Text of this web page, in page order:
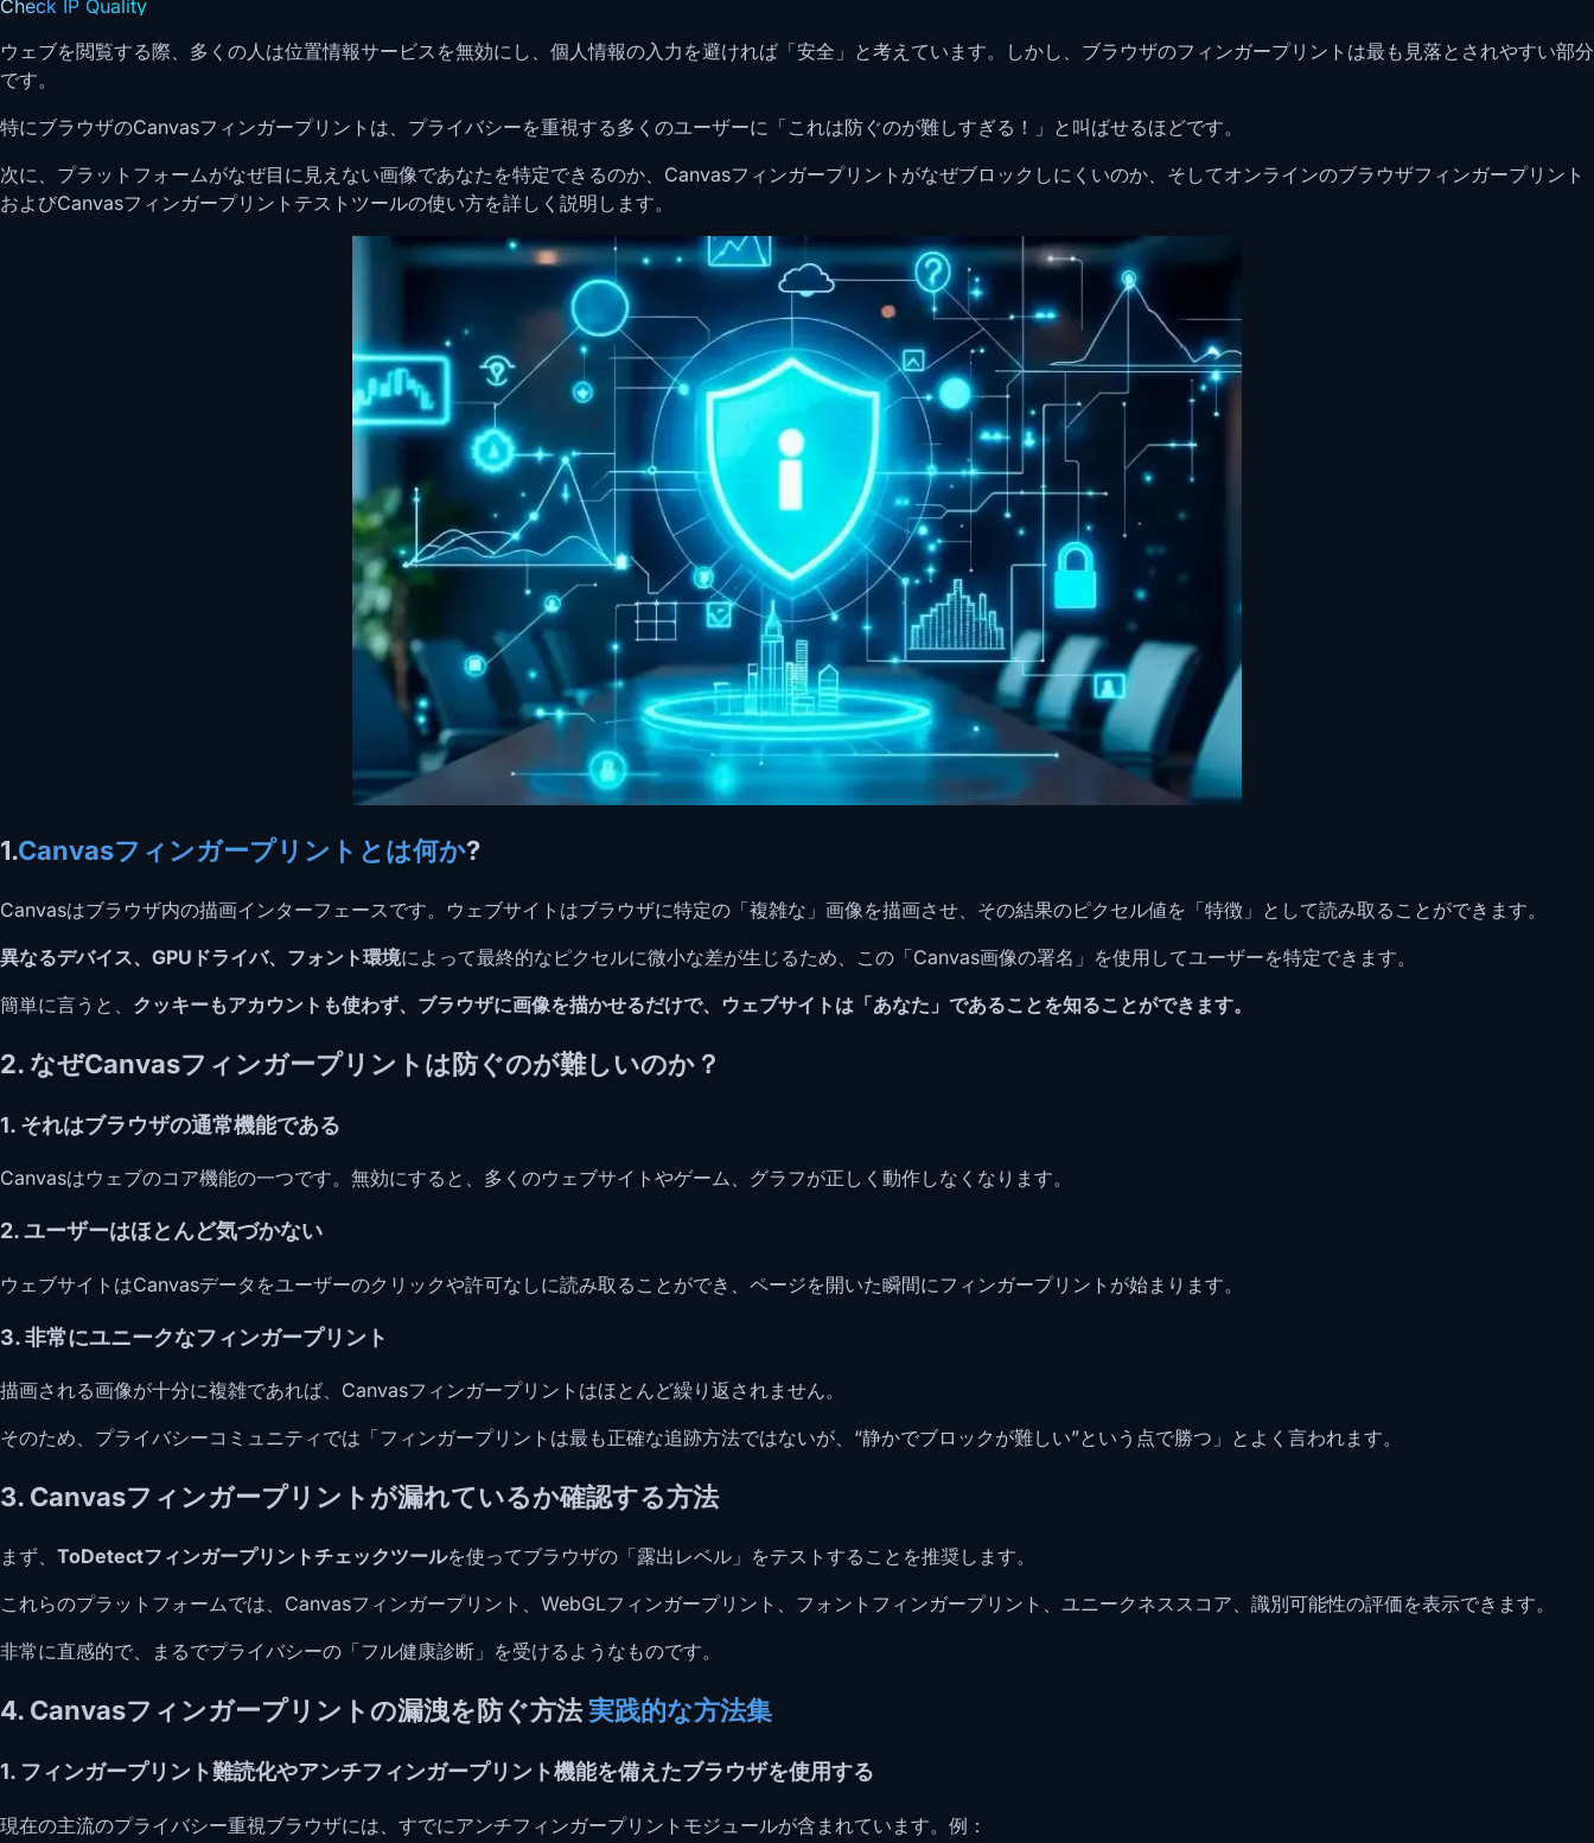
Check IP Quality
ウェブを閲覧する際、多くの人は位置情報サービスを無効にし、個人情報の入力を避ければ「安全」と考えています。しかし、ブラウザのフィンガープリントは最も見落とされやすい部分
です。
特にブラウザのCanvasフィンガープリントは、プライバシーを重視する多くのユーザーに「これは防ぐのが難しすぎる！」と叫ばせるほどです。
次に、プラットフォームがなぜ目に見えない画像であなたを特定できるのか、Canvasフィンガープリントがなぜブロックしにくいのか、そしてオンラインのブラウザフィンガープリント
およびCanvasフィンガープリントテストツールの使い方を詳しく説明します。
1.Canvasフィンガープリントとは何か?
Canvasはブラウザ内の描画インターフェースです。ウェブサイトはブラウザに特定の「複雑な」画像を描画させ、その結果のピクセル値を「特徴」として読み取ることができます。
異なるデバイス、GPUドライバ、フォント環境によって最終的なピクセルに微小な差が生じるため、この「Canvas画像の署名」を使用してユーザーを特定できます。
簡単に言うと、 クッキーもアカウントも使わず、ブラウザに画像を描かせるだけで、ウェブサイトは「あなた」であることを知ることができます。
2. なぜCanvasフィンガープリントは防ぐのが難しいのか？
1. それはブラウザの通常機能である
Canvasはウェブのコア機能の一つです。無効にすると、多くのウェブサイトやゲーム、グラフが正しく動作しなくなります。
2. ユーザーはほとんど気づかない
ウェブサイトはCanvasデータをユーザーのクリックや許可なしに読み取ることができ、ページを開いた瞬間にフィンガープリントが始まります。
3. 非常にユニークなフィンガープリント
描画される画像が十分に複雑であれば、Canvasフィンガープリントはほとんど繰り返されません。
そのため、プライバシーコミュニティでは「フィンガープリントは最も正確な追跡方法ではないが、“静かでブロックが難しい”という点で勝つ」とよく言われます。
3. Canvasフィンガープリントが漏れているか確認する方法
まず、 ToDetectフィンガープリントチェックツールを使ってブラウザの「露出レベル」をテストすることを推奨します。
これらのプラットフォームでは、Canvasフィンガープリント、WebGLフィンガープリント、フォントフィンガープリント、ユニークネススコア、識別可能性の評価を表示できます。
非常に直感的で、まるでプライバシーの「フル健康診断」を受けるようなものです。
4. Canvasフィンガープリントの漏洩を防ぐ方法実践的な方法集
1. フィンガープリント難読化やアンチフィンガープリント機能を備えたブラウザを使用する
現在の主流のプライバシー重視ブラウザには、すでにアンチフィンガープリントモジュールが含まれています。例：